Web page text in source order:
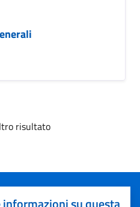
risultato